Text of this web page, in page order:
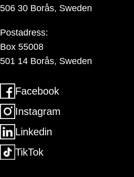
506 30 Borås, Sweden
Postadress:
Box 55008
501 14 Borås, Sweden
Facebook
Instagram
Linkedin
TikTok